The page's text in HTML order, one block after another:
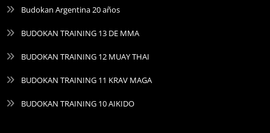
Budokan Argentina 20 años
BUDOKAN TRAINING 13 DE MMA
BUDOKAN TRAINING 12 MUAY THAI
BUDOKAN TRAINING 11 KRAV MAGA
BUDOKAN TRAINING 10 AIKIDO